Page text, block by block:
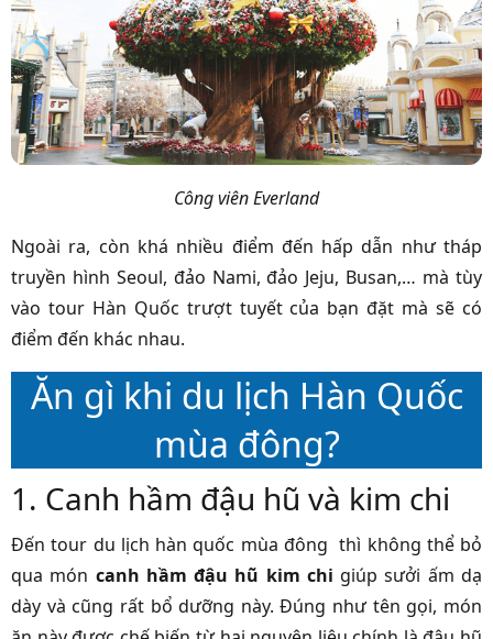
Công viên Everland
Ngoài ra, còn khá nhiều điểm đến hấp dẫn như tháp
truyền hình Seoul, đảo Nami, đảo Jeju, Busan,… mà tùy
vào tour Hàn Quốc trượt tuyếtcủa bạn đặt mà sẽ có
điểm đến khác nhau.
Ăn gì khi du lịch Hàn Quốc
mùa đông?
1. Canh hầm đậu hũ và kim chi
Đến tour du lịch hàn quốc mùa đông thì không thể bỏ
qua món canh hầm đậu hũ kim chi giúp sưởi ấm dạ
dày và cũng rất bổ dưỡng này. Đúng như tên gọi, món